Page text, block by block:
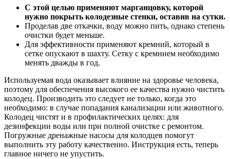
С этой целью применяют марганцовку, которой
нужно покрыть колодезные стенки, оставив на сутки.
Проделав две откачки, воду можно пить, однако степень
очистки будет меньше.
Для эффективности применяют кремний, который в
сетке опускают в шахту. Сетку с кремнием необходимо
менять дважды в год.
Используемая вода оказывает влияние на здоровье человека,
поэтому для обеспечения высокого ее качества нужно чистить
колодец. Производить это следует не только, когда это
необходимо: в случае попадания канализации или животного.
Колодец чистят и в профилактических целях: для
дезинфекции воды или при полной очистке с ремонтом.
Погружные дренажные насосы для колодцев помогут
выполнить эту работу качественно. Инструкция есть, теперь
главное ничего не упустить.